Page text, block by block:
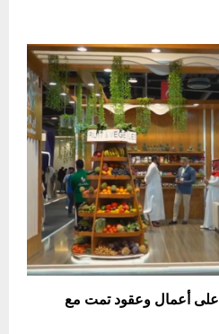
على أعمال وعقود تمت مع